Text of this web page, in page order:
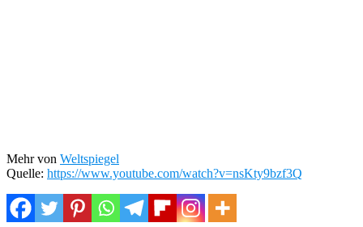
Mehr von Weltspiegel
Quelle: https://www.youtube.com/watch?v=nsKty9bzf3Q